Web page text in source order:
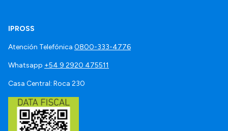
IPROSS
Atención Telefónica 0800-333-4776
Whatsapp +54 9 2920 475511
Casa Central: Roca 230